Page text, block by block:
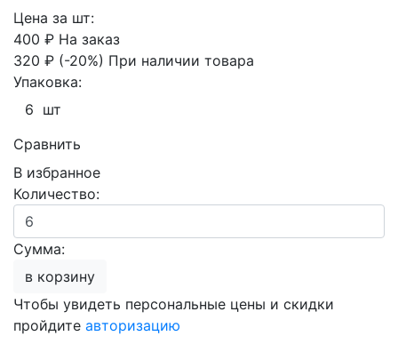
Цена за шт:
400 ₽ На заказ
320 ₽ (-20%) При наличии товара
Упаковка:
6 шт
Сравнить
В избранное
Количество:
Сумма:
в корзину
Чтобы увидеть персональные цены и скидки
пройдите авторизацию